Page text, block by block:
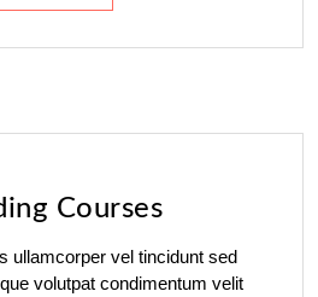
Courses
ullamcorper vel tincidunt sed
volutpat condimentum velit